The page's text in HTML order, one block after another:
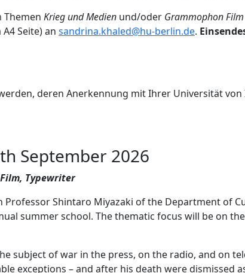
Krieg und Medien und/oder Grammophon Film
Seite) an sandrina.khaled@hu-berlin.de.
deren Anerkennung mit Ihrer Universität von
September 2026
Typewriter
Professor Shintaro Miyazaki of the Department of
summer school. The thematic focus will be on the
subject of war in the press, on the radio, and on
exceptions – and after his death were dismissed